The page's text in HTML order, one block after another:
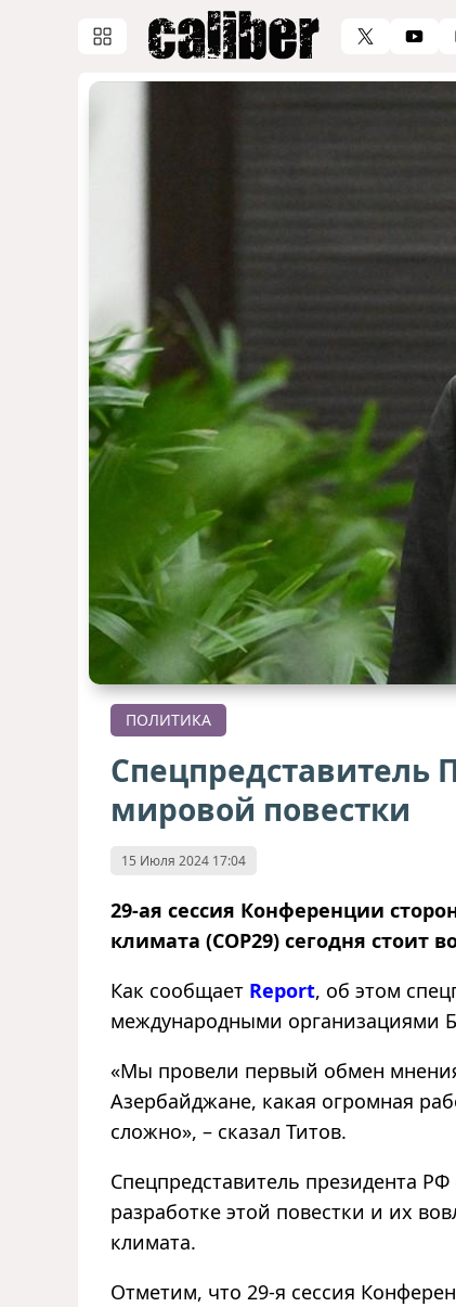
ПОЛИТИКА
Спецпредставитель
мировой повестки
15 Июля 2024 17:04
29-ая сессия Конференции
климата (COP29) сегодня стоит
Как сообщает Report, об этом
международными организациями
«Мы провели первый обмен
Азербайджане, какая огромная
сложно», – сказал Титов.
Спецпредставитель президента
разработке этой повестки и их
климата.
Отметим, что 29-я сессия